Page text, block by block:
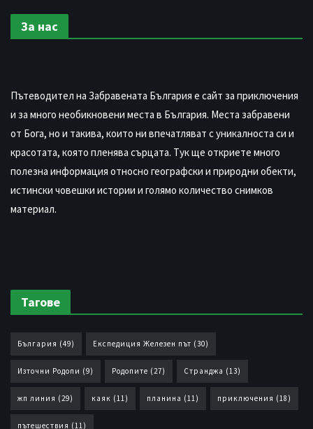
За нас
Пътеводител на Забравената България е сайт за приключения
и за много необикновени места в България. Места забравени
от Бога, но и такива, които ни впечатляват с уникалноста си и
красотата, която пленява сърцата. Тук ще откриете много
полезна информация относно географски и природни обекти,
истински човешки истории и голямо количество снимков
материал.
Тагове
България (49) Експедиция Железен път (30)
Източни Родопи (9) Родопите (27) Странджа (13)
жп линия (29) каяк (11) планина (11) приключения (18)
пътешествия (11)